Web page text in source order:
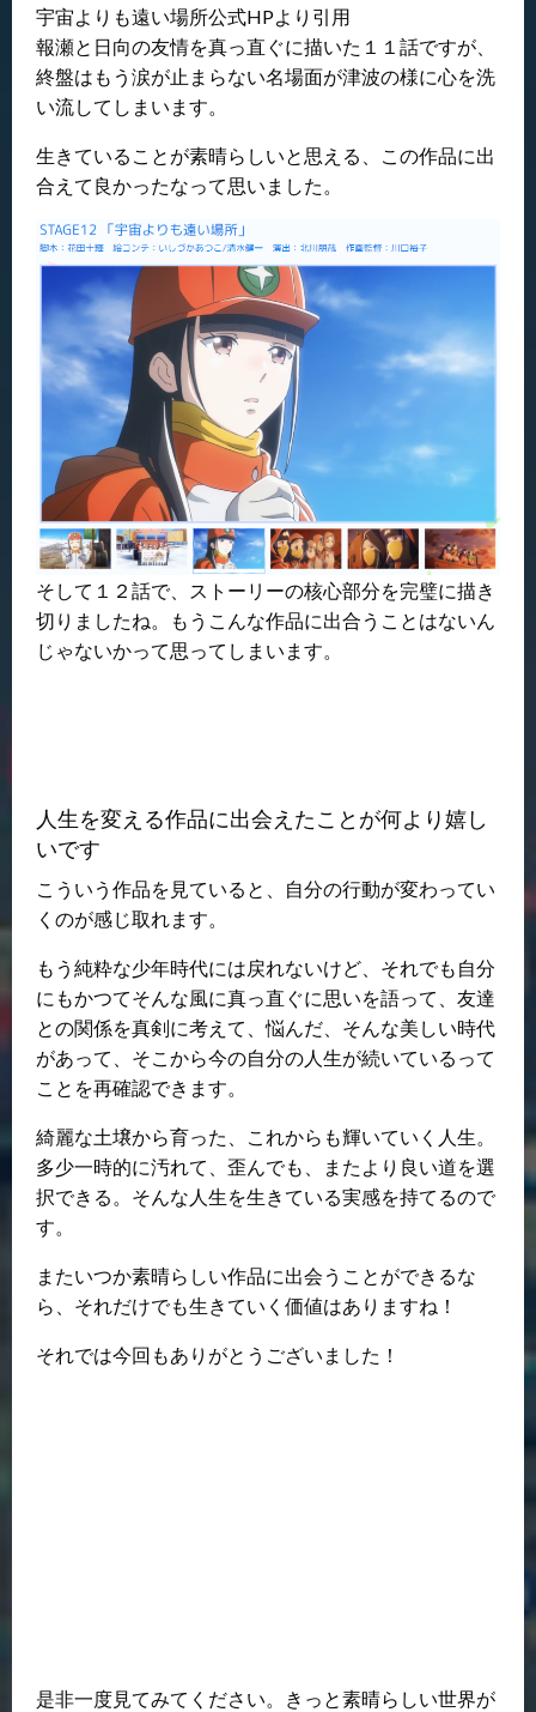
宇宙よりも遠い場所公式HPより引用
報瀬と日向の友情を真っ直ぐに描いた１１話ですが、
終盤はもう涙が止まらない名場面が津波の様に心を洗
い流してしまいます。
生きていることが素晴らしいと思える、この作品に出
合えて良かったなって思いました。
そして１２話で、ストーリーの核心部分を完璧に描き
切りましたね。もうこんな作品に出合うことはないん
じゃないかって思ってしまいます。
人生を変える作品に出会えたことが何より嬉し
いです
こういう作品を見ていると、自分の行動が変わってい
くのが感じ取れます。
もう純粋な少年時代には戻れないけど、それでも自分
にもかつてそんな風に真っ直ぐに思いを語って、友達
との関係を真剣に考えて、悩んだ、そんな美しい時代
があって、そこから今の自分の人生が続いているって
ことを再確認できます。
綺麗な土壌から育った、これからも輝いていく人生。
多少一時的に汚れて、歪んでも、またより良い道を選
択できる。そんな人生を生きている実感を持てるので
す。
またいつか素晴らしい作品に出会うことができるな
ら、それだけでも生きていく価値はありますね！
それでは今回もありがとうございました！
是非一度見てみてください。きっと素晴らしい世界が